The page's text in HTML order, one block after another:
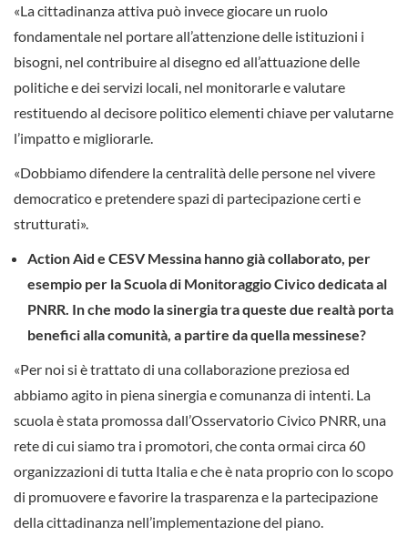
«La cittadinanza attiva può invece giocare un ruolo
fondamentale nel portare all’attenzione delle istituzioni i
bisogni, nel contribuire al disegno ed all’attuazione delle
politiche e dei servizi locali, nel monitorarle e valutare
restituendo al decisore politico elementi chiave per valutarne
l’impatto e migliorarle.
«Dobbiamo difendere la centralità delle persone nel vivere
democratico e pretendere spazi di partecipazione certi e
strutturati».
Action Aid e CESV Messina hanno già collaborato, per
esempio per la Scuola di Monitoraggio Civico dedicata al
PNRR. In che modo la sinergia tra queste due realtà porta
benefici alla comunità, a partire da quella messinese?
«Per noi si è trattato di una collaborazione preziosa ed
abbiamo agito in piena sinergia e comunanza di intenti. La
scuola è stata promossa dall’Osservatorio Civico PNRR, una
rete di cui siamo tra i promotori, che conta ormai circa 60
organizzazioni di tutta Italia e che è nata proprio con lo scopo
di promuovere e favorire la trasparenza e la partecipazione
della cittadinanza nell’implementazione del piano.